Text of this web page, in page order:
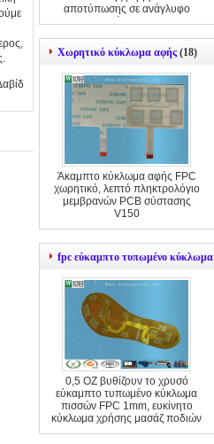
αποτύπωσης σε ανάγλυφο
επίπεδος
Χωρητικό κύκλωμα αφής (18)
Άκαμπτο κύκλωμα αφής FPC
χωρητικό, λεπτό πληκτρολόγιο
μεμβρανών PCB σύστασης
V150
fpc εύκαμπτο τυπωμένο κύκλωμα
0,5 OZ βυθίζουν το χρυσό
εύκαμπτο τυπωμένο κύκλωμα
πισσών FPC 1mm, ευκίνητο
κύκλωμα χρήσης μασάζ ποδιών